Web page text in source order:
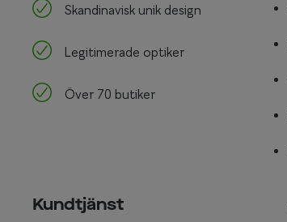
Skandinavisk unik design
Legitimerade optiker
Över 70 butiker
Kundtjänst